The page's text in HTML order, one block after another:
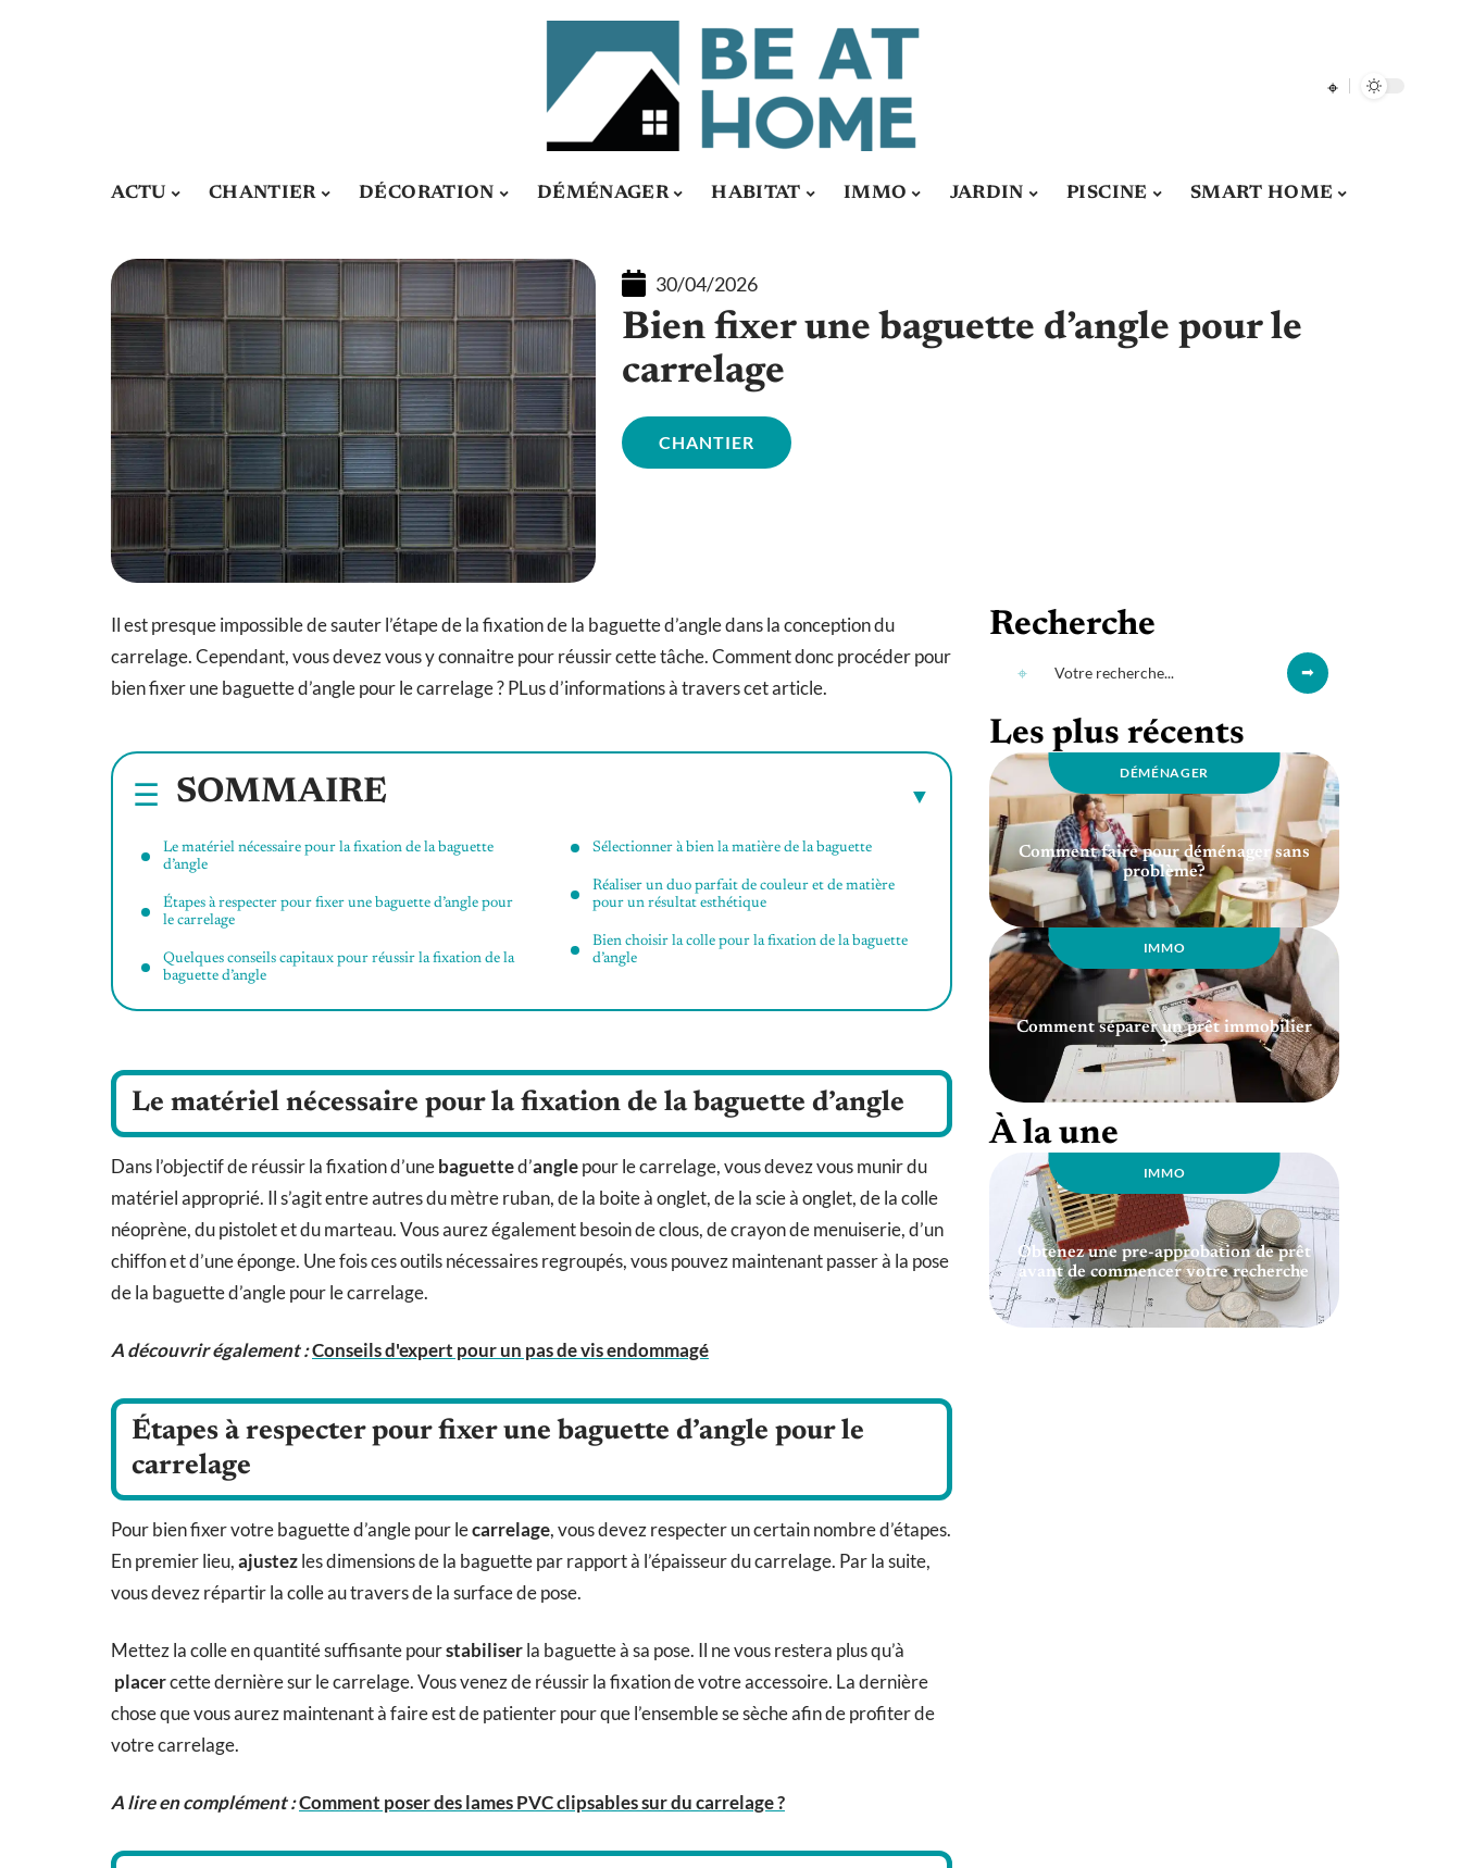
ACTU CHANTIER DÉCORATION DÉMÉNAGER HABITAT IMMO JARDIN PISCINE SMART HOME
30/04/2026
Bien fixer une baguette d’angle pour le
carrelage
CHANTIER
Il est presque impossible de sauter l’étape de la fixation de la baguette d’angle dans la conception du
carrelage. Cependant, vous devez vous y connaitre pour réussir cette tâche. Comment donc procéder pour
bien fixer une baguette d’angle pour le carrelage ? PLus d’informations à travers cet article.
SOMMAIRE
Le matériel nécessaire pour la fixation de la baguette
d’angle
Étapes à respecter pour fixer une baguette d’angle pour
le carrelage
Quelques conseils capitaux pour réussir la fixation de la
baguette d’angle
Sélectionner à bien la matière de la baguette
Réaliser un duo parfait de couleur et de matière
pour un résultat esthétique
Bien choisir la colle pour la fixation de la baguette
d’angle
Le matériel nécessaire pour la fixation de la baguette d’angle
Dans l’objectif de réussir la fixation d’unebaguetted’anglepour le carrelage, vous devez vous munir du
matériel approprié. Il s’agit entre autres du mètre ruban, de la boite à onglet, de la scie à onglet, de la colle
néoprène, du pistolet et du marteau. Vous aurez également besoin de clous, de crayon de menuiserie, d’un
chiffon et d’une éponge. Une fois ces outils nécessaires regroupés, vous pouvez maintenant passer à la pose
de la baguette d’angle pour le carrelage.
A découvrir également :Conseils d'expert pour un pas de vis endommagé
Étapes à respecter pour fixer une baguette d’angle pour le
carrelage
Pour bien fixer votre baguette d’angle pour lecarrelage, vous devez respecter un certain nombre d’étapes.
En premier lieu,ajustezles dimensions de la baguette par rapport à l’épaisseur du carrelage. Par la suite,
vous devez répartir la colle au travers de la surface de pose.
Mettez la colle en quantité suffisante pourstabiliserla baguette à sa pose. Il ne vous restera plus qu’à
placercette dernière sur le carrelage. Vous venez de réussir la fixation de votre accessoire. La dernière
chose que vous aurez maintenant à faire est de patienter pour que l’ensemble se sèche afin de profiter de
votre carrelage.
A lire en complément :Comment poser des lames PVC clipsables sur du carrelage ?
Recherche
Les plus récents
DÉMÉNAGER
Comment faire pour déménager sans
problème?
IMMO
Comment séparer un prêt immobilier
?
À la une
IMMO
Obtenez une pre-approbation de prêt
avant de commencer votre recherche